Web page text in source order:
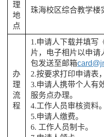
理
地
点
珠海校区综合教学楼
办
理
流
程
1.申请人下载并填写
片，电子相片以申
包发送至邮箱
2.按要求打印申请表
3.申请人携带个人有
服务点办理。
4.工作人员审核资料。
5.申请人缴费。
6. 工作人员制卡。